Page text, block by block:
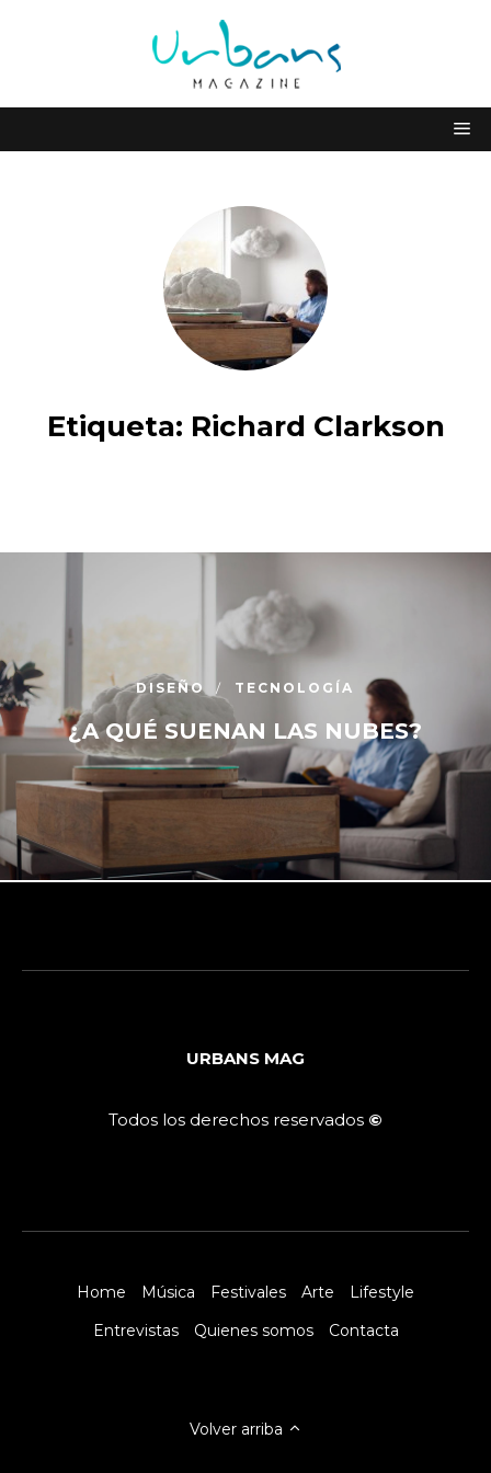
Etiqueta: Richard Clarkson
DISEÑO TECNOLOGÍA
¿A QUÉ SUENAN LAS NUBES?
URBANS MAG
Todos los derechos reservados ©
Home Música Festivales Arte
Lifestyle
Entrevistas
Quienes somos Contacta
Volver arriba